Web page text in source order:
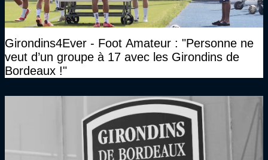
Girondins4Ever - Foot Amateur : "Personne ne
veut d’un groupe à 17 avec les Girondins de
Bordeaux !"